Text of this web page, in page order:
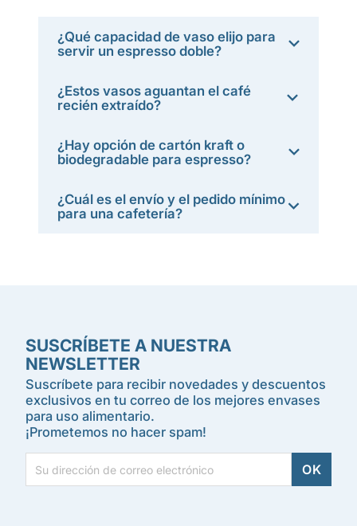
¿Qué capacidad de vaso elijo para
servir un espresso doble?
¿Estos vasos aguantan el café
recién extraído?
¿Hay opción de cartón kraft o
biodegradable para espresso?
¿Cuál es el envío y el pedido mínimo
para una cafetería?
SUSCRÍBETE A NUESTRA
NEWSLETTER
Suscríbete para recibir novedades y descuentos
exclusivos en tu correo de los mejores envases
para uso alimentario.
¡Prometemos no hacer spam!